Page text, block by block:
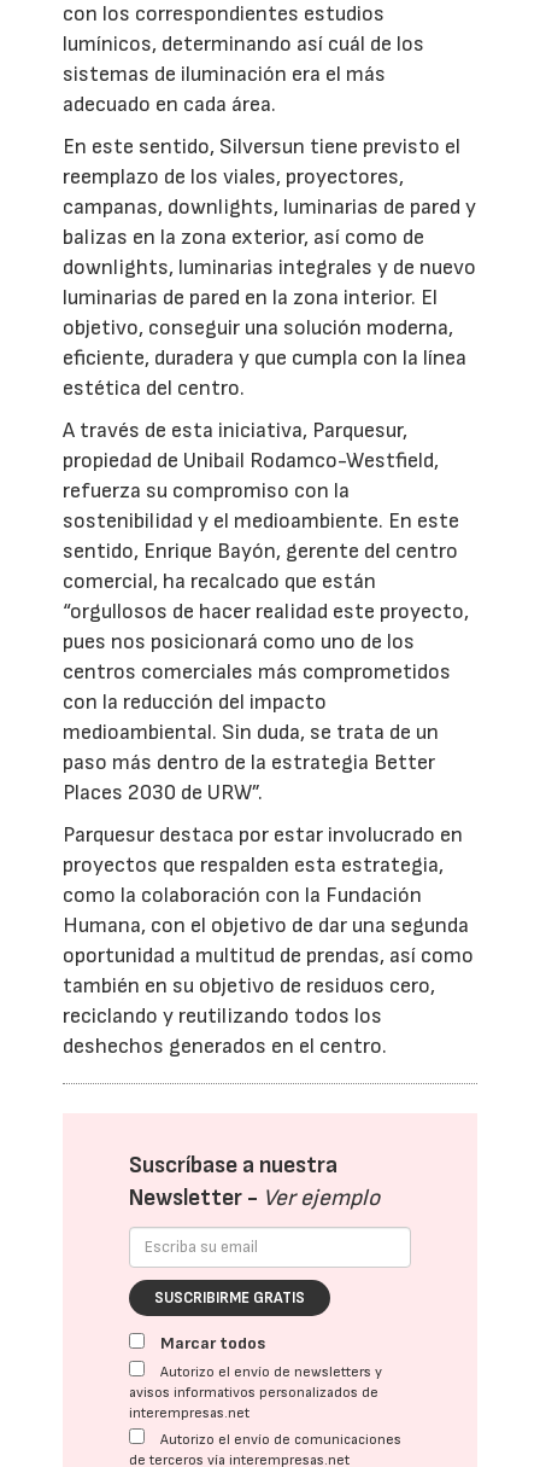
con los correspondientes estudios
lumínicos, determinando así cuál de los
sistemas de iluminación era el más
adecuado en cada área.
En este sentido, Silversun tiene previsto el
reemplazo de los viales, proyectores,
campanas, downlights, luminarias de pared y
balizas en la zona exterior, así como de
downlights, luminarias integrales y de nuevo
luminarias de pared en la zona interior. El
objetivo, conseguir una solución moderna,
eficiente, duradera y que cumpla con la línea
estética del centro.
A través de esta iniciativa, Parquesur,
propiedad de Unibail Rodamco-Westfield,
refuerza su compromiso con la
sostenibilidad y el medioambiente. En este
sentido, Enrique Bayón, gerente del centro
comercial, ha recalcado que están
“orgullosos de hacer realidad este proyecto,
pues nos posicionará como uno de los
centros comerciales más comprometidos
con la reducción del impacto
medioambiental. Sin duda, se trata de un
paso más dentro de la estrategia Better
Places 2030 de URW”.
Parquesur destaca por estar involucrado en
proyectos que respalden esta estrategia,
como la colaboración con la Fundación
Humana, con el objetivo de dar una segunda
oportunidad a multitud de prendas, así como
también en su objetivo de residuos cero,
reciclando y reutilizando todos los
deshechos generados en el centro.
Suscríbase a nuestra
Newsletter - Ver ejemplo
SUSCRIBIRME GRATIS
Marcar todos
Autorizo el envío de newsletters y
avisos informativos personalizados de
interempresas.net
Autorizo el envío de comunicaciones
de terceros vía interempresas.net